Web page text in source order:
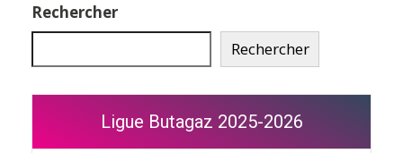
Rechercher
Rechercher
Ligue Butagaz 2025-2026